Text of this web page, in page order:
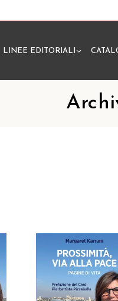
LINEE EDITORIALI